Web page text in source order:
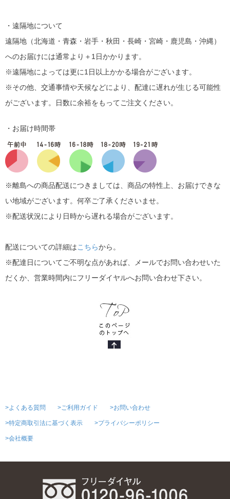
・遠隔地について
遠隔地（北海道・青森・岩手・秋田・長崎・宮崎・鹿児島・沖縄）
へのお届けには通常より＋1日かかります。
※遠隔地によっては更に1日以上かかる場合がございます。
※その他、交通事情や天候などにより、配達に遅れが生じる可能性
がございます。日数に余裕をもってご注文ください。
・お届け時間帯
※離島への商品配送につきましては、商品の特性上、お届けできな
い地域がございます。何卒ご了承くださいませ。
※配送状況により日時から遅れる場合がございます。
配送についての詳細はこちらから。
※配達日についてご不明な点があれば、メールでお問い合わせいた
だくか、営業時間内にフリーダイヤルへお問い合わせ下さい。
>よくある質問 >ご利用ガイド >お問い合わせ
>特定商取引法に基づく表示 >プライバシーポリシー
>会社概要